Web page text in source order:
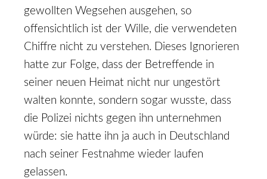
gewollten Wegsehen ausgehen, so
offensichtlich ist der Wille, die verwendeten
Chiffre nicht zu verstehen. Dieses Ignorieren
hatte zur Folge, dass der Betreffende in
seiner neuen Heimat nicht nur ungestört
walten konnte, sondern sogar wusste, dass
die Polizei nichts gegen ihn unternehmen
würde: sie hatte ihn ja auch in Deutschland
nach seiner Festnahme wieder laufen
gelassen.